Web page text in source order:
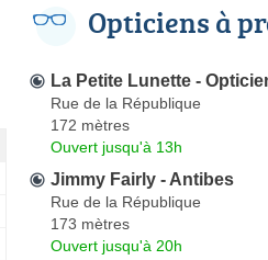
Opticiens à
La Petite Lunette -
Rue de la République
172 mètres
Ouvert jusqu'à 13h
Jimmy Fairly - Antibes
Rue de la République
173 mètres
Ouvert jusqu'à 20h